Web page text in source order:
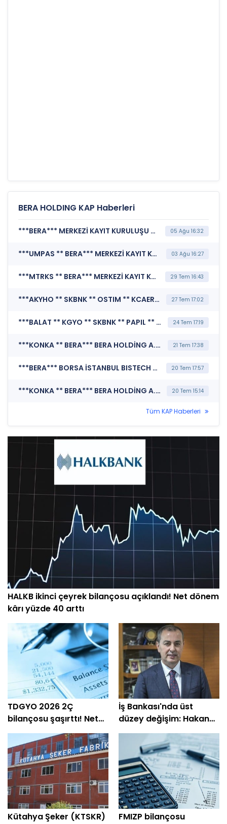
BERA HOLDING KAP Haberleri
***BERA*** MERKEZİ KAYIT KURULUŞU A.Ş. (Borsada İşlem Gören Tipe Dönüşüm Duyurusu) 05 Ağu 16:32
***UMPAS ** BERA*** MERKEZİ KAYIT KURULUŞU A.Ş. (Borsada İşlem Gören Tipe Dönüşüm Duyurusu) 03 Ağu 16:27
***MTRKS ** BERA*** MERKEZİ KAYIT KURULUŞU A.Ş. (Borsada İşlem Gören Tipe Dönüşüm Duyurusu) 29 Tem 16:43
***AKYHO ** SKBNK ** OSTIM ** KCAER ** MTRKS ** YBTAS ** BERA ** BRLSM*** MERKEZİ KAYIT KURULUŞU A.Ş. (Borsada İşlem Gören Tipe Dönüşüm Duyurusu) 27 Tem 17:02
***BALAT ** KGYO ** SKBNK ** PAPIL ** AYES ** YBTAS ** SURGY ** BERA ** FZLGY*** MERKEZİ KAYIT KURULUŞU A.Ş. (Borsada İşlem Gören Tipe Dönüşüm Duyurusu) 24 Tem 17:19
***KONKA ** BERA*** BERA HOLDİNG A.Ş. (Özel Durum Açıklaması (Genel)) 21 Tem 17:38
***BERA*** BORSA İSTANBUL BISTECH DEVRE KESİCİ UYGULAMASI (Pay Bazında Devre Kesici Bildirimi) 20 Tem 17:57
***KONKA ** BERA*** BERA HOLDİNG A.Ş. (Özel Durum Açıklaması (Genel)) 20 Tem 15:14
Tüm KAP Haberleri
HALKB ikinci çeyrek bilançosu açıklandı! Net dönem
kârı yüzde 40 arttı
TDGYO 2026 2Ç
bilançosu şaşırttı! Net
kâr yüzde 105 bin arttı
İş Bankası'nda üst
düzey değişim: Hakan
Aran görevini
devrediyor
Kütahya Şeker (KTSKR)
FMIZP bilançosu